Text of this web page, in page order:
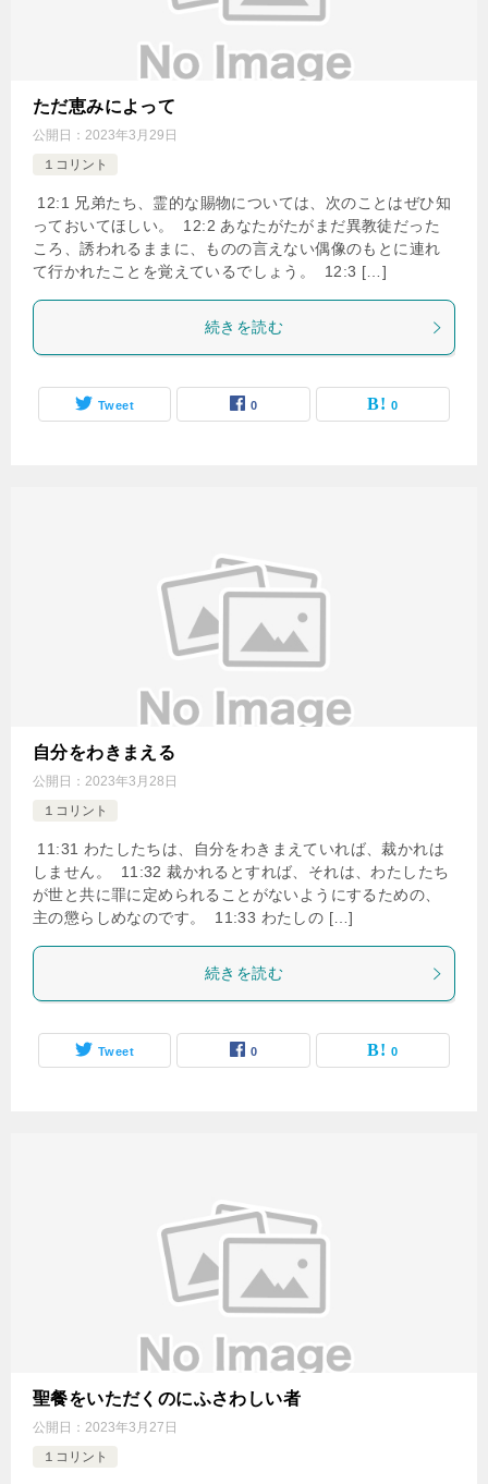
ただ恵みによって
公開日： 2023年3月29日
１コリント
12:1 兄弟たち、霊的な賜物については、次のことはぜひ知
っておいてほしい。 12:2 あなたがたがまだ異教徒だった
ころ、誘われるままに、ものの言えない偶像のもとに連れ
て行かれたことを覚えているでしょう。 12:3 […]
続きを読む
Tweet 0 0
自分をわきまえる
公開日： 2023年3月28日
１コリント
11:31 わたしたちは、自分をわきまえていれば、裁かれは
しません。 11:32 裁かれるとすれば、それは、わたしたち
が世と共に罪に定められることがないようにするための、
主の懲らしめなのです。 11:33 わたしの […]
続きを読む
Tweet 0 0
聖餐をいただくのにふさわしい者
公開日： 2023年3月27日
１コリント